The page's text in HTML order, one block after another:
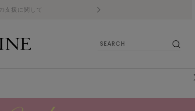
支援に関して 熊本